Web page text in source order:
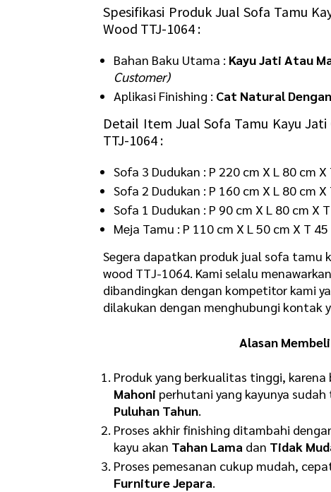
Spesifikasi Produk Jual Sofa Tamu
Wood TTJ-1064 :
Bahan Baku Utama : Kayu Jati Atau
Customer)
Aplikasi Finishing : Cat Natural
Detail Item Jual Sofa Tamu Kayu
TTJ-1064 :
Sofa 3 Dudukan : P 220 cm X L 80 cm
Sofa 2 Dudukan : P 160 cm X L 80 cm
Sofa 1 Dudukan : P 90 cm X L 80 cm X
Meja Tamu : P 110 cm X L 50 cm X T
Segera dapatkan produk jual sofa tamu
wood TTJ-1064. Kami selalu
dibandingkan dengan kompetitor kami
dilakukan dengan menghubungi kontak
Alasan
Produk yang berkualitas tinggi,
Mahoni perhutani yang kayunya
Puluhan Tahun.
Proses akhir finishing ditambahi
kayu akan Tahan Lama dan Tidak
Proses pemesanan cukup mudah,
Furniture Jepara.